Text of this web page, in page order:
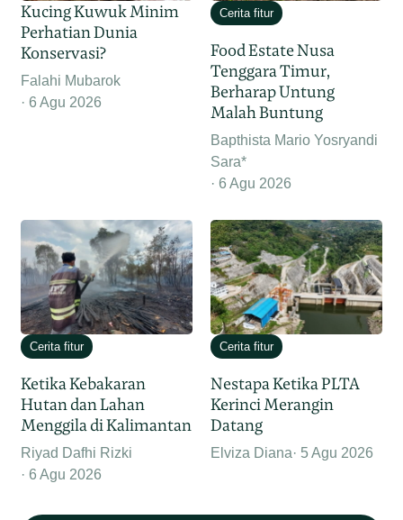
Kucing Kuwuk Minim
Perhatian Dunia
Konservasi?
Falahi Mubarok
6 Agu 2026
Cerita fitur
Food Estate Nusa
Tenggara Timur,
Berharap Untung
Malah Buntung
Bapthista Mario Yosryandi
Sara*
6 Agu 2026
Cerita fitur
Ketika Kebakaran
Hutan dan Lahan
Menggila di Kalimantan
Riyad Dafhi Rizki
6 Agu 2026
Cerita fitur
Nestapa Ketika PLTA
Kerinci Merangin
Datang
Elviza Diana 5 Agu 2026